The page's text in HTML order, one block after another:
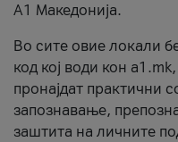
А1 Македонија.
Во сите овие локали
код кој води кон
пронајдат практични
запознавање,
заштита на личните